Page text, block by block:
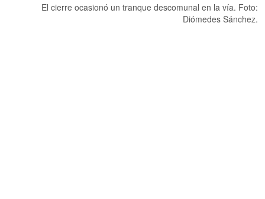
El cierre ocasionó un tranque descomunal en la vía. Foto:
Diómedes Sánchez.